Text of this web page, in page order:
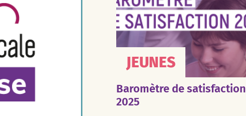
JEUNES
Baromètre de satisfaction
2025